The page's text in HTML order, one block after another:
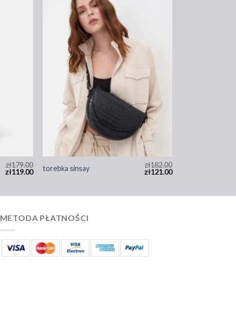
zł179.00
zł119.00 torebka sinsay zł182.00
zł121.00
METODA PŁATNOŚCI